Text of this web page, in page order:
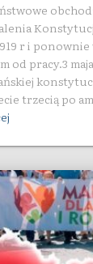
Konstytucji
r i ponownie
od pracy.3
trzecią po